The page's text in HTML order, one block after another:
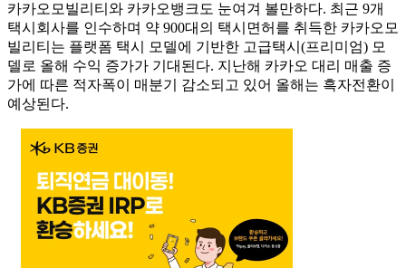
카카오모빌리티와 카카오뱅크도 눈여겨 볼만하다. 최근 9개
택시회사를 인수하며 약 900대의 택시면허를 취득한 카카오모
빌리티는 플랫폼 택시 모델에 기반한 고급택시(프리미엄) 모
델로 올해 수익 증가가 기대된다. 지난해 카카오 대리 매출 증
가에 따른 적자폭이 매분기 감소되고 있어 올해는 흑자전환이
예상된다.